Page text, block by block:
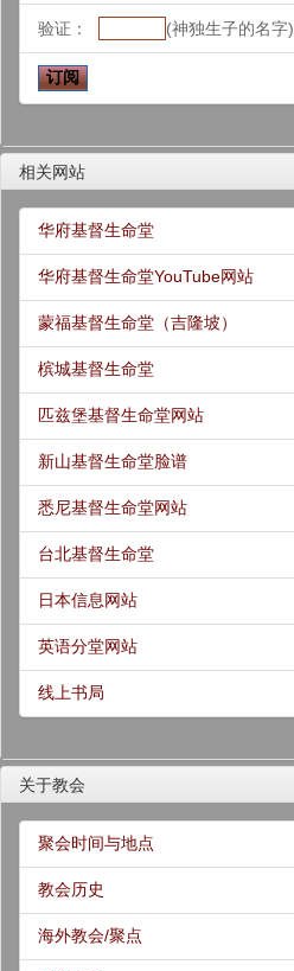
验证： (神独生子的名字)
相关网站
华府基督生命堂
华府基督生命堂YouTube网站
蒙福基督生命堂（吉隆坡）
槟城基督生命堂
匹兹堡基督生命堂网站
新山基督生命堂脸谱
悉尼基督生命堂网站
台北基督生命堂
日本信息网站
英语分堂网站
线上书局
关于教会
聚会时间与地点
教会历史
海外教会/聚点